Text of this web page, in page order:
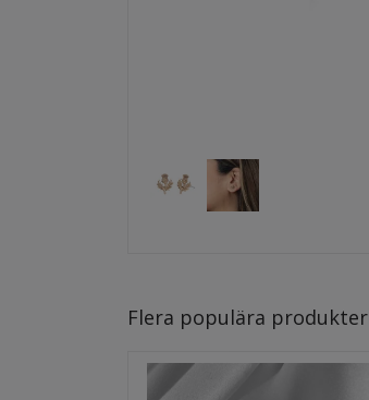
Flera populära produkter